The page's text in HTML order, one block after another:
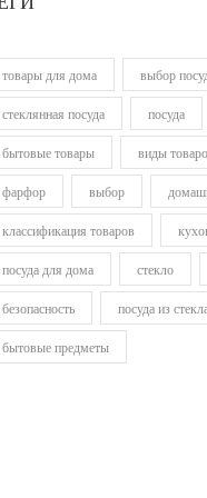
товары для дома выбор
стеклянная посуда посуда
бытовые товары виды
фарфор выбор
классификация товаров
посуда для дома стекло
безопасность посуда из
бытовые предметы